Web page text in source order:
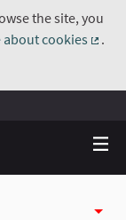
the site, you
cookies
.